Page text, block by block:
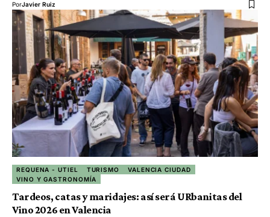
PorJavier Ruiz
REQUENA - UTIEL TURISMO
VALENCIA CIUDAD
VINO Y GASTRONOMÍA
Tardeos, catas y maridajes: así será URbanitas del
Vino 2026 en Valencia